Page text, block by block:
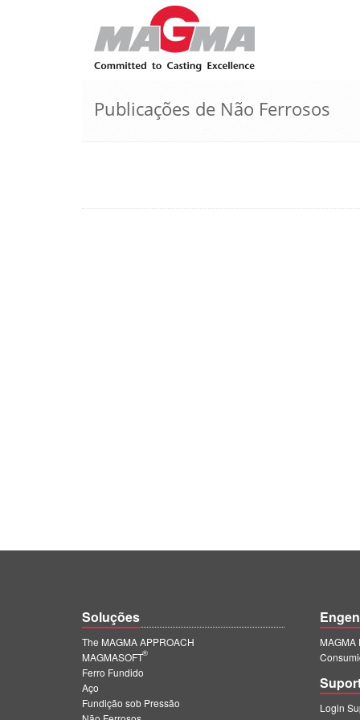
Publicações de Não Ferrosos
Soluções
The MAGMA APPROACH
MAGMASOFT
®
Ferro Fundido
Aço
Fundição sob Pressão
Login